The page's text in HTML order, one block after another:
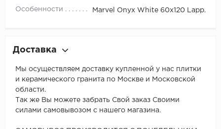
Особенности Marvel Onyx White 60x120 Lapp.
Доставка
Мы осуществляем доставку купленной у нас плитки
и керамического гранита по Москве и Московской
области.
Так же Вы можете забрать Свой заказ Своими
силами самовывозом с нашего магазина.